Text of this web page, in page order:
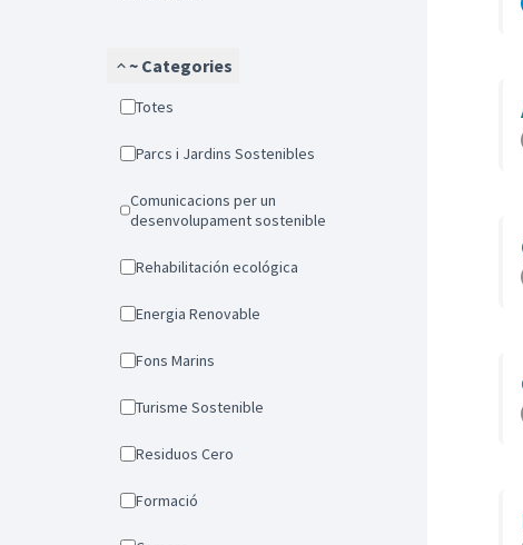
~ Categories
Totes
Parcs i Jardins Sostenibles
Comunicacions per un
desenvolupament sostenible
Rehabilitación ecológica
Energia Renovable
Fons Marins
Turisme Sostenible
Residuos Cero
Formació